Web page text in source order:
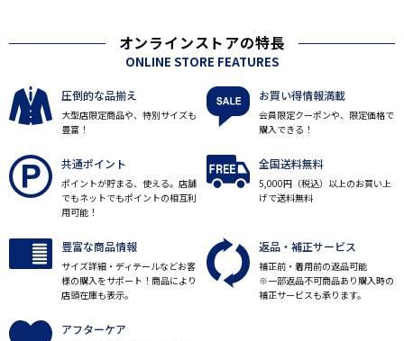
オンラインストアの特長
ONLINE STORE FEATURES
圧倒的な品揃え
大型店限定商品や、特別サイズも
豊富！
お買い得情報満載
会員限定クーポンや、限定価格で
購入できる！
共通ポイント
ポイントが貯まる、使える。店舗
でもネットでもポイントの相互利
用可能！
全国送料無料
5,000円（税込）以上のお買い上
げで送料無料
豊富な商品情報
サイズ詳細・ディテールなどお客
様の購入をサポート！商品により
店頭在庫も表示。
返品・補正サービス
補正前・着用前の返品可能
※一部返品不可商品あり購入時の
補正サービスも承ります。
アフターケア